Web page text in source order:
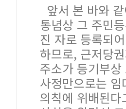
앞서 본 바와
통념상 그 주민
진 자로 등록되
하므로, 근저당
주소가 등기부
사정만으로는
의칙에 위배된